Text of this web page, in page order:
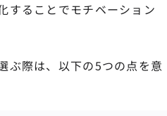
することでモチベーション
ぶ際は、以下の5つの点を意